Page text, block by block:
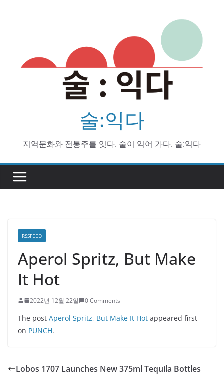
술:익다
지역문화와 전통주를 잇다. 술이 익어 가다. 술:익다
RSSFEED
Aperol Spritz, But Make
It Hot
2022년 12월 22일 0 Comments
The post Aperol Spritz, But Make It Hot appeared first
on PUNCH.
Lobos 1707 Launches New 375ml Tequila Bottles